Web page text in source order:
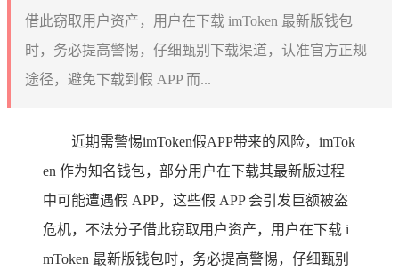
借此窃取用户资产，用户在下载 imToken 最新版钱包
时，务必提高警惕，仔细甄别下载渠道，认准官方正规
途径，避免下载到假 APP 而...
近期需警惕imToken假APP带来的风险，imTok
en 作为知名钱包，部分用户在下载其最新版过程
中可能遭遇假 APP，这些假 APP 会引发巨额被盗
危机，不法分子借此窃取用户资产，用户在下载 i
mToken 最新版钱包时，务必提高警惕，仔细甄别